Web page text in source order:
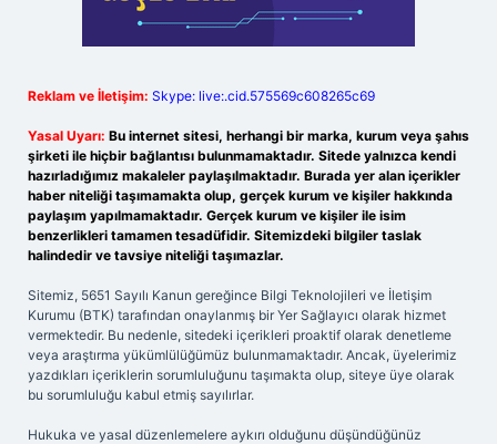
Reklam ve İletişim: Skype: live:.cid.575569c608265c69
Yasal Uyarı: Bu internet sitesi, herhangi bir marka, kurum veya şahıs
şirketi ile hiçbir bağlantısı bulunmamaktadır. Sitede yalnızca kendi
hazırladığımız makaleler paylaşılmaktadır. Burada yer alan içerikler
haber niteliği taşımamakta olup, gerçek kurum ve kişiler hakkında
paylaşım yapılmamaktadır. Gerçek kurum ve kişiler ile isim
benzerlikleri tamamen tesadüfidir. Sitemizdeki bilgiler taslak
halindedir ve tavsiye niteliği taşımazlar.
Sitemiz, 5651 Sayılı Kanun gereğince Bilgi Teknolojileri ve İletişim
Kurumu (BTK) tarafından onaylanmış bir Yer Sağlayıcı olarak hizmet
vermektedir. Bu nedenle, sitedeki içerikleri proaktif olarak denetleme
veya araştırma yükümlülüğümüz bulunmamaktadır. Ancak, üyelerimiz
yazdıkları içeriklerin sorumluluğunu taşımakta olup, siteye üye olarak
bu sorumluluğu kabul etmiş sayılırlar.
Hukuka ve yasal düzenlemelere aykırı olduğunu düşündüğünüz